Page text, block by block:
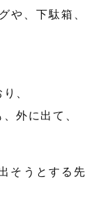
や、下駄箱、
、
外に出て、
そうとする先